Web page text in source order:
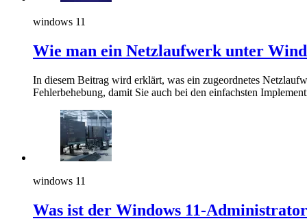
windows 11
Wie man ein Netzlaufwerk unter
In diesem Beitrag wird erklärt, was ein zugeordnetes
Fehlerbehebung, damit Sie auch bei den einfachsten
windows 11
Was ist der Windows 11-